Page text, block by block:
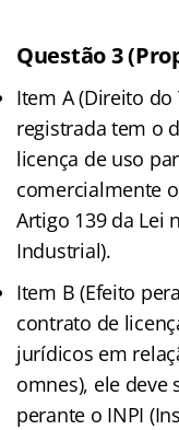
Questão 3
Item A (Direito
registrada tem o
licença de uso
comercialmente
Artigo 139 da Lei
Industrial).
Item B (Efeito
contrato de
jurídicos em
omnes), ele
perante o INPI